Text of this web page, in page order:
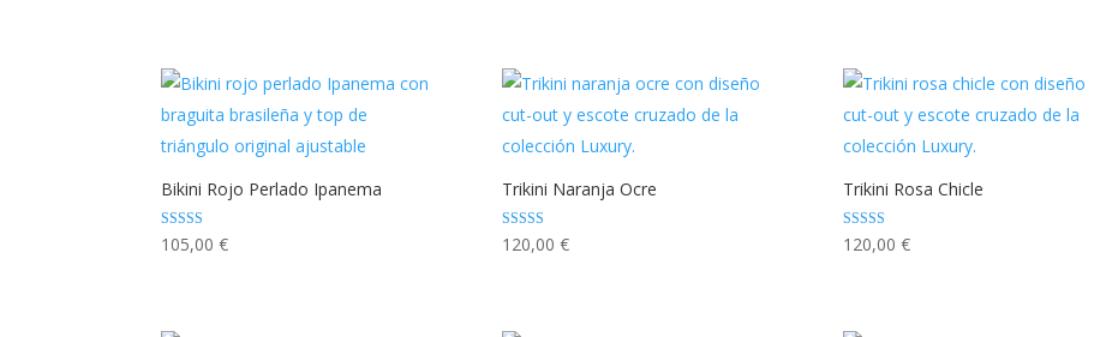
Bikini Rojo Perlado Ipanema
Valorado con
5.00
105,00€
Trikini Naranja Ocre
Valorado con
5.00
120,00 €
Trikini Rosa Chicle
Valorado con
5.00
120,00 €